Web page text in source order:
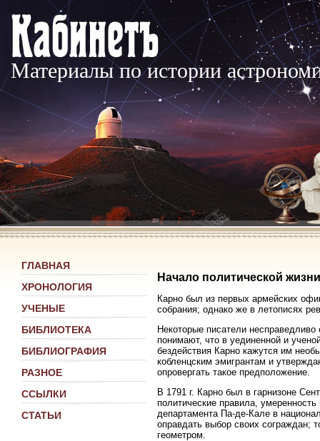
Материалы по истории
ГЛАВНАЯ
ХРОНОЛОГИЯ
УЧЕНЫЕ
БИБЛИОТЕКА
БИБЛИОГРАФИЯ
РАЗНОЕ
ССЫЛКИ
СТАТЬИ
Начало политической
Карно был из первых армейских
собрания; однако же в летописях
Некоторые писатели
понимают, что в уединенной и
бездействия Карно кажутся им
кобленцским эмигрантам и
опровергать такое предположение.
В 1791 г. Карно был в гарнизоне
политические правила,
департамента Па-де-Кале в
оправдать выбор своих сограждан;
геометром.